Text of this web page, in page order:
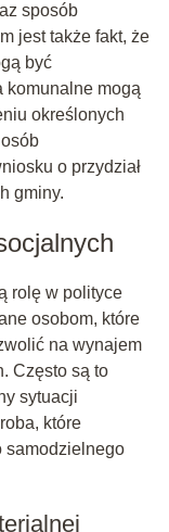
sposób
jest także fakt, że
być
komunalne mogą
określonych
o przydział
gminy.
rolę w polityce
osobom, które
na wynajem
Często są to
sytuacji
które
samodzielnego